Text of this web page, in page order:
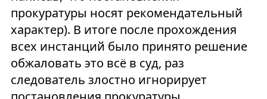
прокуратуры носят рекомендательный
характер). В итоге после прохождения
всех инстанций было принято решение
обжаловать это всё в суд, раз
следователь злостно игнорирует